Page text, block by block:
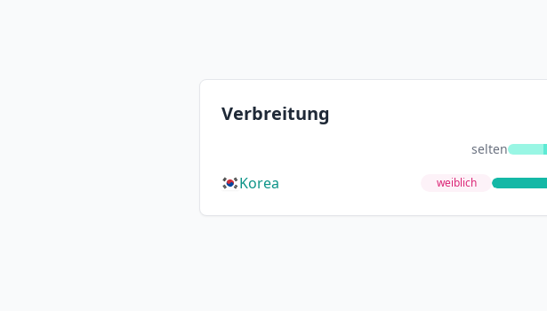
Verbreitung
selten
Korea weiblich